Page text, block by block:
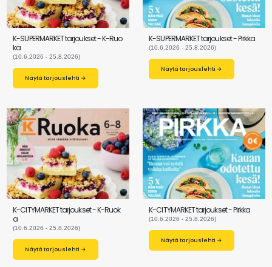
K-SUPERMARKET tarjoukset - K-Ruo
ka
(10.6.2026 - 25.8.2026)
Näytä tarjouslehti →
K-SUPERMARKET tarjoukset - Pirkka
(10.6.2026 - 25.8.2026)
Näytä tarjouslehti →
K-CITYMARKET tarjoukset - K-Ruok
a
(10.6.2026 - 25.8.2026)
Näytä tarjouslehti →
K-CITYMARKET tarjoukset - Pirkka
(10.6.2026 - 25.8.2026)
Näytä tarjouslehti →